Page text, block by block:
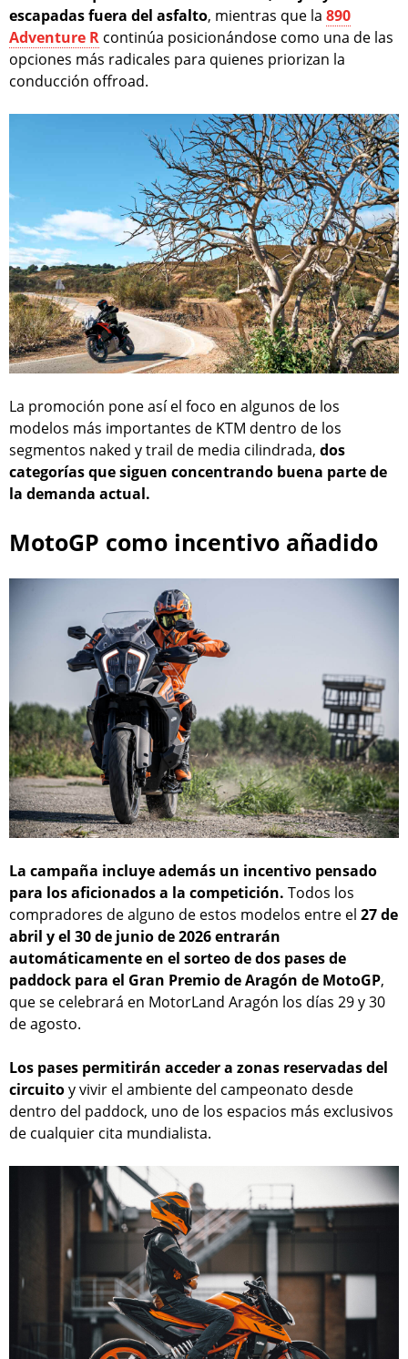
escapadas fuera del asfalto, mientras que la 890
Adventure R continúa posicionándose como una de las
opciones más radicales para quienes priorizan la
conducción offroad.
La promoción pone así el foco en algunos de los
modelos más importantes de KTM dentro de los
segmentos naked y trail de media cilindrada, dos
categorías que siguen concentrando buena parte de
la demanda actual.
MotoGP como incentivo añadido
La campaña incluye además un incentivo pensado
para los aficionados a la competición. Todos los
compradores de alguno de estos modelos entre el 27 de
abril y el 30 de junio de 2026 entrarán
automáticamente en el sorteo de dos pases de
paddock para el Gran Premio de Aragón de MotoGP,
que se celebrará en MotorLand Aragón los días 29 y 30
de agosto.
Los pases permitirán acceder a zonas reservadas del
circuitoy vivir el ambiente del campeonato desde
dentro del paddock, uno de los espacios más exclusivos
de cualquier cita mundialista.